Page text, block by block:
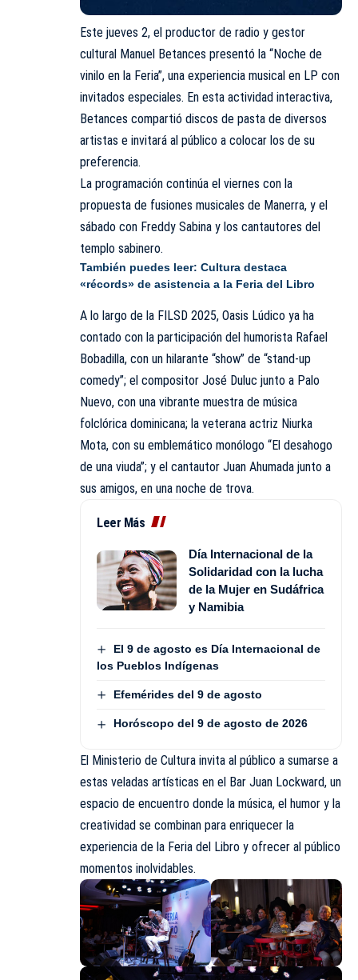
Este jueves 2, el productor de radio y gestor
cultural Manuel Betances presentó la “Noche de
vinilo en la Feria”, una experiencia musical en LP con
invitados especiales. En esta actividad interactiva,
Betances compartió discos de pasta de diversos
artistas e invitará al público a colocar los de su
preferencia.
La programación continúa el viernes con la
propuesta de fusiones musicales de Manerra, y el
sábado con Freddy Sabina y los cantautores del
templo sabinero.
También puedes leer: Cultura destaca
«récords» de asistencia a la Feria del Libro
A lo largo de la FILSD 2025, Oasis Lúdico ya ha
contado con la participación del humorista Rafael
Bobadilla, con un hilarante “show” de “stand-up
comedy”; el compositor José Duluc junto a Palo
Nuevo, con una vibrante muestra de música
folclórica dominicana; la veterana actriz Niurka
Mota, con su emblemático monólogo “El desahogo
de una viuda”; y el cantautor Juan Ahumada junto a
sus amigos, en una noche de trova.
Leer Más
Día Internacional de la
Solidaridad con la lucha
de la Mujer en Sudáfrica
y Namibia
El 9 de agosto es Día Internacional de
los Pueblos Indígenas
Efemérides del 9 de agosto
Horóscopo del 9 de agosto de 2026
El Ministerio de Cultura invita al público a sumarse a
estas veladas artísticas en el Bar Juan Lockward, un
espacio de encuentro donde la música, el humor y la
creatividad se combinan para enriquecer la
experiencia de la Feria del Libro y ofrecer al público
momentos inolvidables.